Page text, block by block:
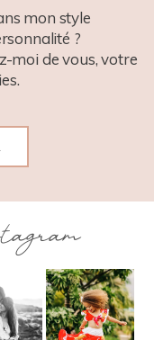
mon style
?
moi de vous, votre